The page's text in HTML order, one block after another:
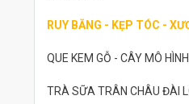
RUY BĂNG - KẸP TÓC -
QUE KEM GỖ - CÂY MÔ HÌNH
TRÀ SỮA TRÂN CHÂU ĐÀI